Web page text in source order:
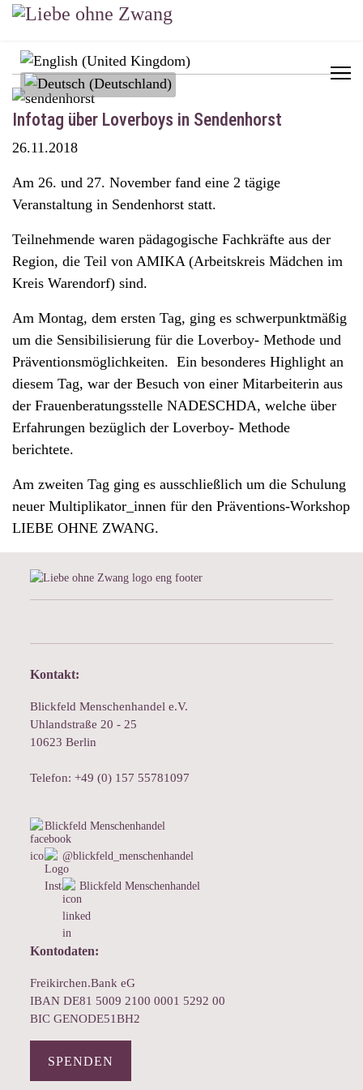
Sprache auswählen
Infotag über Loverboys in Sendenhorst
26.11.2018
Am 26. und 27. November fand eine 2 tägige
Veranstaltung in Sendenhorst statt.
Teilnehmende waren pädagogische Fachkräfte aus der
Region, die Teil von AMIKA (Arbeitskreis Mädchen im
Kreis Warendorf) sind.
Am Montag, dem ersten Tag, ging es schwerpunktmäßig
um die Sensibilisierung für die Loverboy- Methode und
Präventionsmöglichkeiten. Ein besonderes Highlight an
diesem Tag, war der Besuch von einer Mitarbeiterin aus
der Frauenberatungsstelle NADESCHDA, welche über
Erfahrungen bezüglich der Loverboy- Methode
berichtete.
Am zweiten Tag ging es ausschließlich um die Schulung
neuer Multiplikator_innen für den Präventions-Workshop
LIEBE OHNE ZWANG.
Kontakt:
Blickfeld Menschenhandel e.V.
Uhlandstraße 20 - 25
10623 Berlin
Telefon: +49 (0) 157 55781097
Blickfeld Menschenhandel
@blickfeld_menschenhandel
Blickfeld Menschenhandel
Kontodaten:
Freikirchen.Bank eG
IBAN DE81 5009 2100 0001 5292 00
BIC GENODE51BH2
SPENDEN